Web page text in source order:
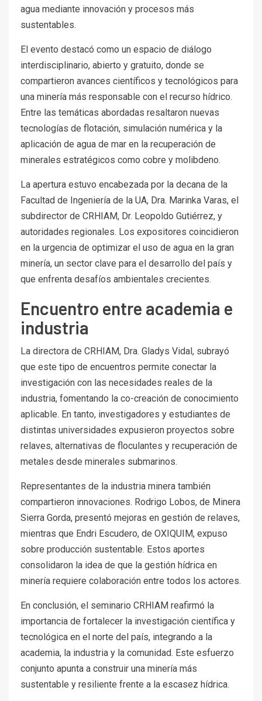
agua mediante innovación y procesos más
sustentables.
El evento destacó como un espacio de diálogo
interdisciplinario, abierto y gratuito, donde se
compartieron avances científicos y tecnológicos para
una minería más responsable con el recurso hídrico.
Entre las temáticas abordadas resaltaron nuevas
tecnologías de flotación, simulación numérica y la
aplicación de agua de mar en la recuperación de
minerales estratégicos como cobre y molibdeno.
La apertura estuvo encabezada por la decana de la
Facultad de Ingeniería de la UA, Dra. Marinka Varas, el
subdirector de CRHIAM, Dr. Leopoldo Gutiérrez, y
autoridades regionales. Los expositores coincidieron
en la urgencia de optimizar el uso de agua en la gran
minería, un sector clave para el desarrollo del país y
que enfrenta desafíos ambientales crecientes.
Encuentro entre academia e
industria
La directora de CRHIAM, Dra. Gladys Vidal, subrayó
que este tipo de encuentros permite conectar la
investigación con las necesidades reales de la
industria, fomentando la co-creación de conocimiento
aplicable. En tanto, investigadores y estudiantes de
distintas universidades expusieron proyectos sobre
relaves, alternativas de floculantes y recuperación de
metales desde minerales submarinos.
Representantes de la industria minera también
compartieron innovaciones. Rodrigo Lobos, de Minera
Sierra Gorda, presentó mejoras en gestión de relaves,
mientras que Endri Escudero, de OXIQUIM, expuso
sobre producción sustentable. Estos aportes
consolidaron la idea de que la gestión hídrica en
minería requiere colaboración entre todos los actores.
En conclusión, el seminario CRHIAM reafirmó la
importancia de fortalecer la investigación científica y
tecnológica en el norte del país, integrando a la
academia, la industria y la comunidad. Este esfuerzo
conjunto apunta a construir una minería más
sustentable y resiliente frente a la escasez hídrica.